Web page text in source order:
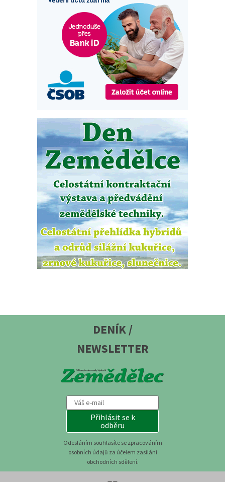
DENÍK /
NEWSLETTER
Přihlásit se k
odběru
Odesláním souhlasíte se zpracováním
osobních údajů za účelem zasílání
obchodních sdělení.